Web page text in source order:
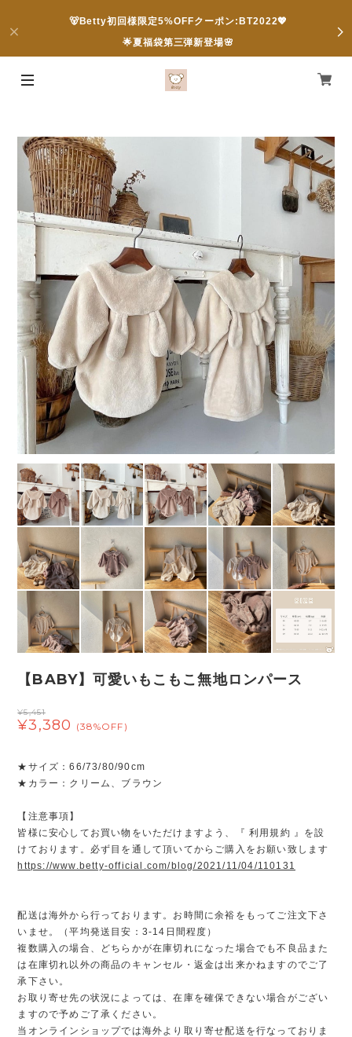
🐻Betty初回様限定5%OFFクーポン:BT2022💖
🌟夏福袋第三弾新登場🌸
【BABY】可愛いもこもこ無地ロンパース
¥5,451
¥3,380 (38%OFF)
★サイズ：66/73/80/90cm
★カラー：クリーム、ブラウン
【注意事項】
皆様に安心してお買い物をいただけますよう、『 利用規約 』を設
けております。必ず目を通して頂いてからご購入をお願い致します
https://www.betty-official.com/blog/2021/11/04/110131
配送は海外から行っております。お時間に余裕をもってご注文下さ
いませ。（平均発送目安：3-14日間程度）
複数購入の場合、どちらかが在庫切れになった場合でも不良品また
は在庫切れ以外の商品のキャンセル・返金は出来かねますのでご了
承下さい。
お取り寄せ先の状況によっては、在庫を確保できない場合がござい
ますので予めご了承ください。
当オンラインショップでは海外より取り寄せ配送を行なっておりま